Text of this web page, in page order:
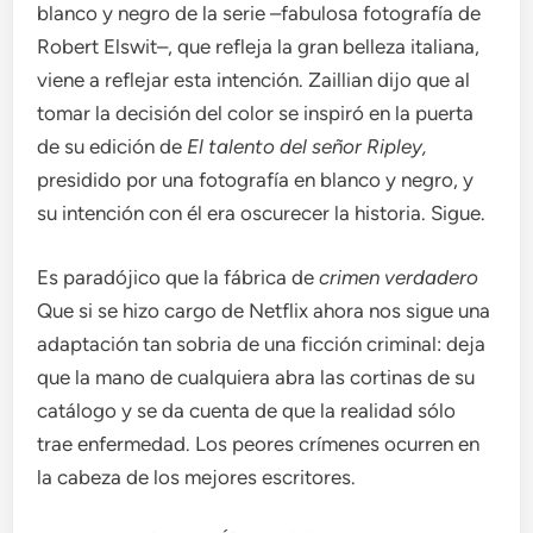
blanco y negro de la serie –fabulosa fotografía de
Robert Elswit–, que refleja la gran belleza italiana,
viene a reflejar esta intención. Zaillian dijo que al
tomar la decisión del color se inspiró en la puerta
de su edición de El talento del señor Ripley,
presidido por una fotografía en blanco y negro, y
su intención con él era oscurecer la historia. Sigue.
Es paradójico que la fábrica de crimen verdadero
Que si se hizo cargo de Netflix ahora nos sigue una
adaptación tan sobria de una ficción criminal: deja
que la mano de cualquiera abra las cortinas de su
catálogo y se da cuenta de que la realidad sólo
trae enfermedad. Los peores crímenes ocurren en
la cabeza de los mejores escritores.